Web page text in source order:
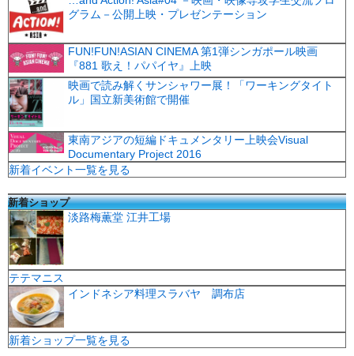
グラム－公開上映・プレゼンテーション
FUN!FUN!ASIAN CINEMA 第1弾シンガポール映画
『881 歌え！パパイヤ』上映
映画で読み解くサンシャワー展！「ワーキングタイト
ル」国立新美術館で開催
東南アジアの短編ドキュメンタリー上映会Visual
Documentary Project 2016
新着イベント一覧を見る
新着ショップ
淡路梅薫堂 江井工場
テテマニス
インドネシア料理スラバヤ 調布店
新着ショップ一覧を見る